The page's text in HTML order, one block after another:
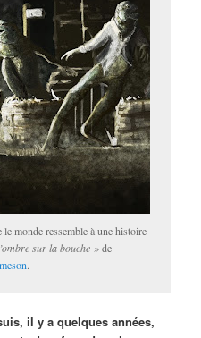
monde ressemble à une histoire
sur la bouche »de
.
il y a quelques années,